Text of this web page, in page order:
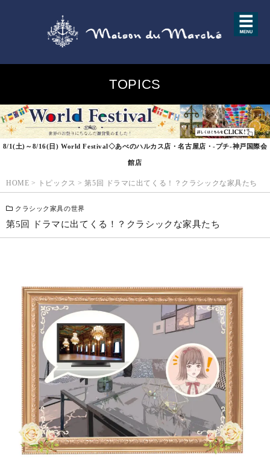
TOPICS
8/1(土)～8/16(日) World Festival◇あべのハルカス店・名古屋店・-プチ-神戸国際会
館店
HOME > トピックス >第5回 ドラマに出てくる！？クラシックな家具たち
クラシック家具の世界
第5回 ドラマに出てくる！？クラシックな家具たち